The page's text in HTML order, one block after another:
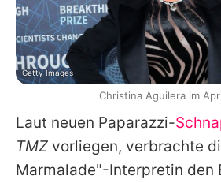
Laut neuen Paparazzi-
TMZ vorliegen, verbrachte
Marmalade"-Interpretin den
Getty Images
Christina Aguilera im